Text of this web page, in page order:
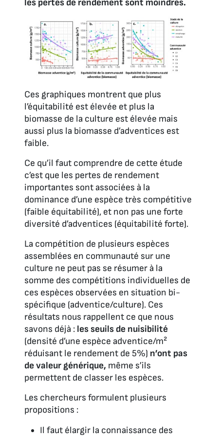
les pertes de rendement sont moindres.
Ces graphiques montrent que plus
l’équitabilité est élevée et plus la
biomasse de la culture est élevée mais
aussi plus la biomasse d’adventices est
faible.
Ce qu’il faut comprendre de cette étude
c’est que les pertes de rendement
importantes sont associées à la
dominance d’une espèce très compétitive
(faible équitabilité), et non pas une forte
diversité d’adventices (équitabilité forte).
La compétition de plusieurs espèces
assemblées en communauté sur une
culture ne peut pas se résumer à la
somme des compétitions individuelles de
ces espèces observées en situation bi-
spécifique (adventice/culture). Ces
résultats nous rappellent ce que nous
savons déjà : les seuils de nuisibilité
(densité d’une espèce adventice/m²
réduisant le rendement de 5%) n’ont pas
de valeur générique, même s’ils
permettent de classer les espèces.
Les chercheurs formulent plusieurs
propositions :
Il faut élargir la connaissance des